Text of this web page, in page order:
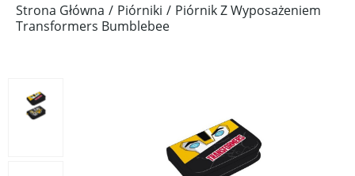
Strona Główna Piórniki
Piórnik Z Wyposażeniem
Transformers Bumblebee